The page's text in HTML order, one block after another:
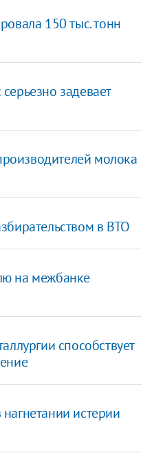
150 тыс. тонн
задевает
молока
в ВТО
на межбанке
способствует
истерии